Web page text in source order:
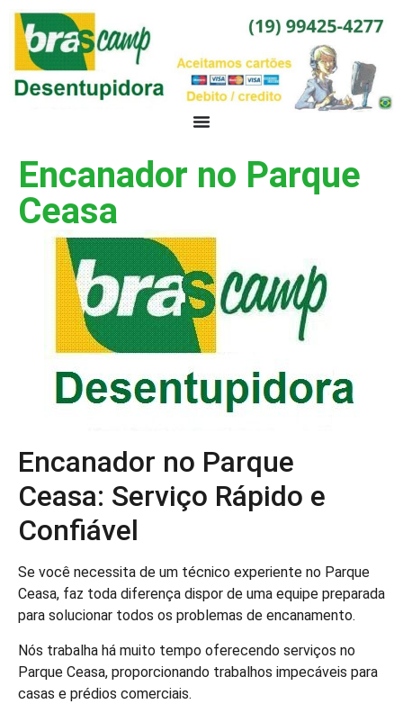
Encanador no Parque
Ceasa
Encanador no Parque
Ceasa: Serviço Rápido e
Confiável
Se você necessita de um técnico experiente no Parque
Ceasa, faz toda diferença dispor de uma equipe preparada
para solucionar todos os problemas de encanamento.
Nós trabalha há muito tempo oferecendo serviços no
Parque Ceasa, proporcionando trabalhos impecáveis para
casas e prédios comerciais.